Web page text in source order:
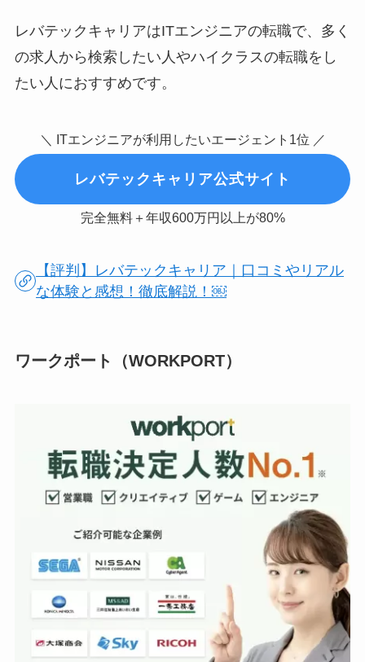
レバテックキャリアはITエンジニアの転職で、多く
の求人から検索したい人やハイクラスの転職をし
たい人におすすめです。
＼ ITエンジニアが利用したいエージェント1位 ／
レバテックキャリア公式サイト
完全無料＋年収600万円以上が80%
【評判】レバテックキャリア｜口コミやリアル
な体験と感想！徹底解説！￼
ワークポート（WORKPORT）